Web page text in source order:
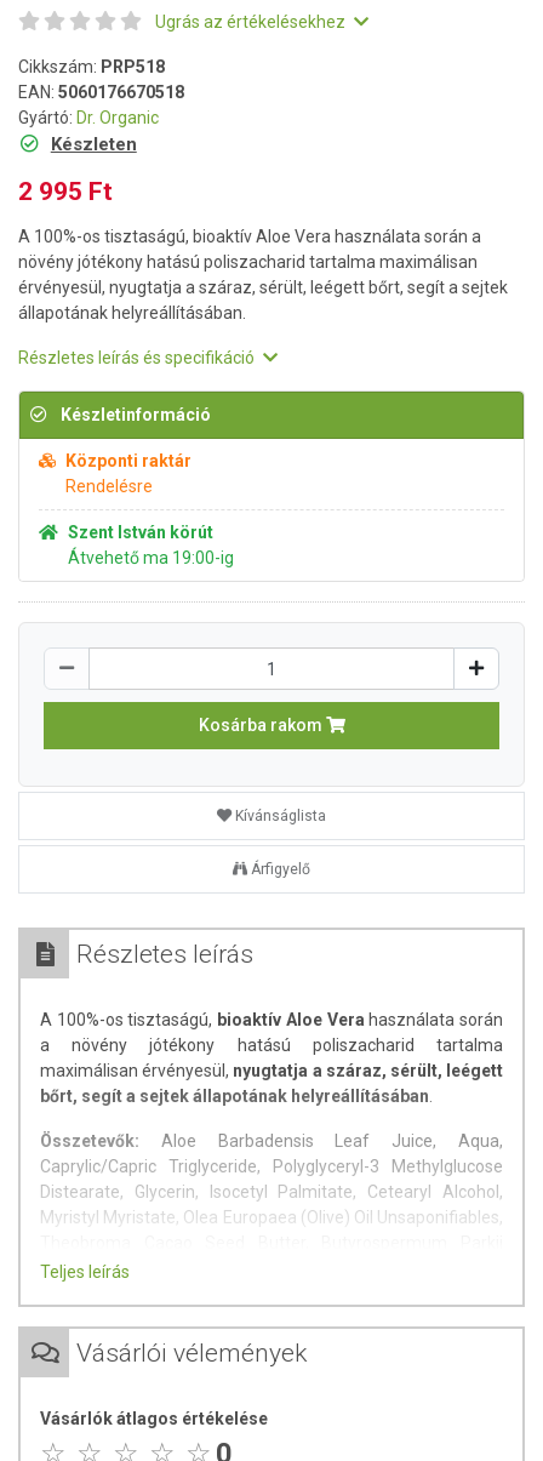
Ugrás az értékelésekhez
Cikkszám: PRP518
EAN: 5060176670518
Gyártó: Dr. Organic
Készleten
2 995 Ft
A 100%-os tisztaságú, bioaktív Aloe Vera használata során a
növény jótékony hatású poliszacharid tartalma maximálisan
érvényesül, nyugtatja a száraz, sérült, leégett bőrt, segít a sejtek
állapotának helyreállításában.
Részletes leírás és specifikáció
Készletinformáció
Központi raktár
Rendelésre
Szent István körút
Átvehető ma 19:00-ig
Kosárba rakom
Kívánságlista
Árfigyelő
Részletes leírás
A 100%-os tisztaságú, bioaktív Aloe Vera használata során
a növény jótékony hatású poliszacharid tartalma
maximálisan érvényesül, nyugtatja a száraz, sérült, leégett
bőrt, segít a sejtek állapotának helyreállításában
Összetevők: Aloe Barbadensis Leaf Juice, Aqua,
Caprylic/Capric Triglyceride, Polyglyceryl-3 Methylglucose
Distearate, Glycerin, Isocetyl Palmitate, Cetearyl Alcohol,
Myristyl Myristate, Olea Europaea (Olive) Oil Unsaponifiables,
Butter, Glyceryl Caprylate, Tocopherol, Helianthus Annuus
Potassium Sorbate, Sodium Phytate, Citral, Limonene
színezéket, illatanyagot és tartósítószert.
Teljes leírás
Vásárlói vélemények
Vásárlók átlagos értékelése
0